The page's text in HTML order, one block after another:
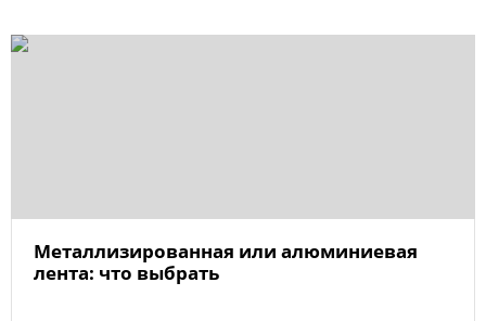
Металлизированная или алюминиевая
лента: что выбрать